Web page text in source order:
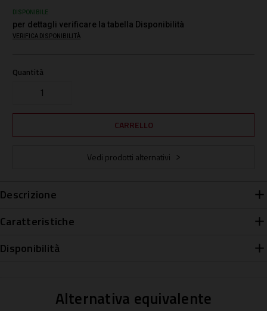
DISPONIBILE
per dettagli verificare la tabella Disponibilità
VERIFICA DISPONIBILITÀ
Quantità
Vedi prodotti alternativi
Descrizione
Caratteristiche
Disponibilità
Alternativa equivalente